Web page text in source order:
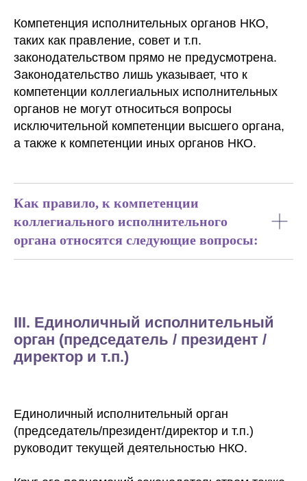
Компетенция исполнительных органов НКО,
таких как правление, совет и т.п.
законодательством прямо не предусмотрена.
Законодательство лишь указывает, что к
компетенции коллегиальных исполнительных
органов не могут относиться вопросы
исключительной компетенции высшего органа,
а также к компетенции иных органов НКО.
Как правило, к компетенции
коллегиального исполнительного
органа относятся следующие вопросы:
III. Единоличный исполнительный
орган (председатель / президент /
директор и т.п.)
Единоличный исполнительный орган
(председатель/президент/директор и т.п.)
руководит текущей деятельностью НКО.